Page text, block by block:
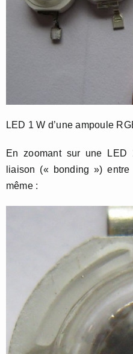
LED 1 W d’une ampoule
En zoomant sur une
liaison (« bonding »)
même :